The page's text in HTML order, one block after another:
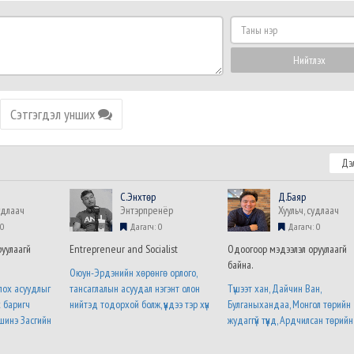
Таны
нэр
Нийтлэх
Сэтгэгдэл унших
асуудлыг
Засгийн
C.Энхтөр
Энтэрпренёр
Дагагч: 0
Entrepreneur and Socialist
Оюун-Эрдэнийн хөрөнгө орлого,
тансаглалын асуудал нэгэнт олон
нийтэд тодорхой болж, үүндээ тэр хүн
Д.Баяр
Хуульч, судлаач
Дагагч: 0
Одоогоор мэдээлэл оруулаагүй
байна.
Түшээт хан, Дайчин Ван,
Булганыхандаа, Монгол төрийн
жудаггүй түүнд, Ардчилсан төрийн